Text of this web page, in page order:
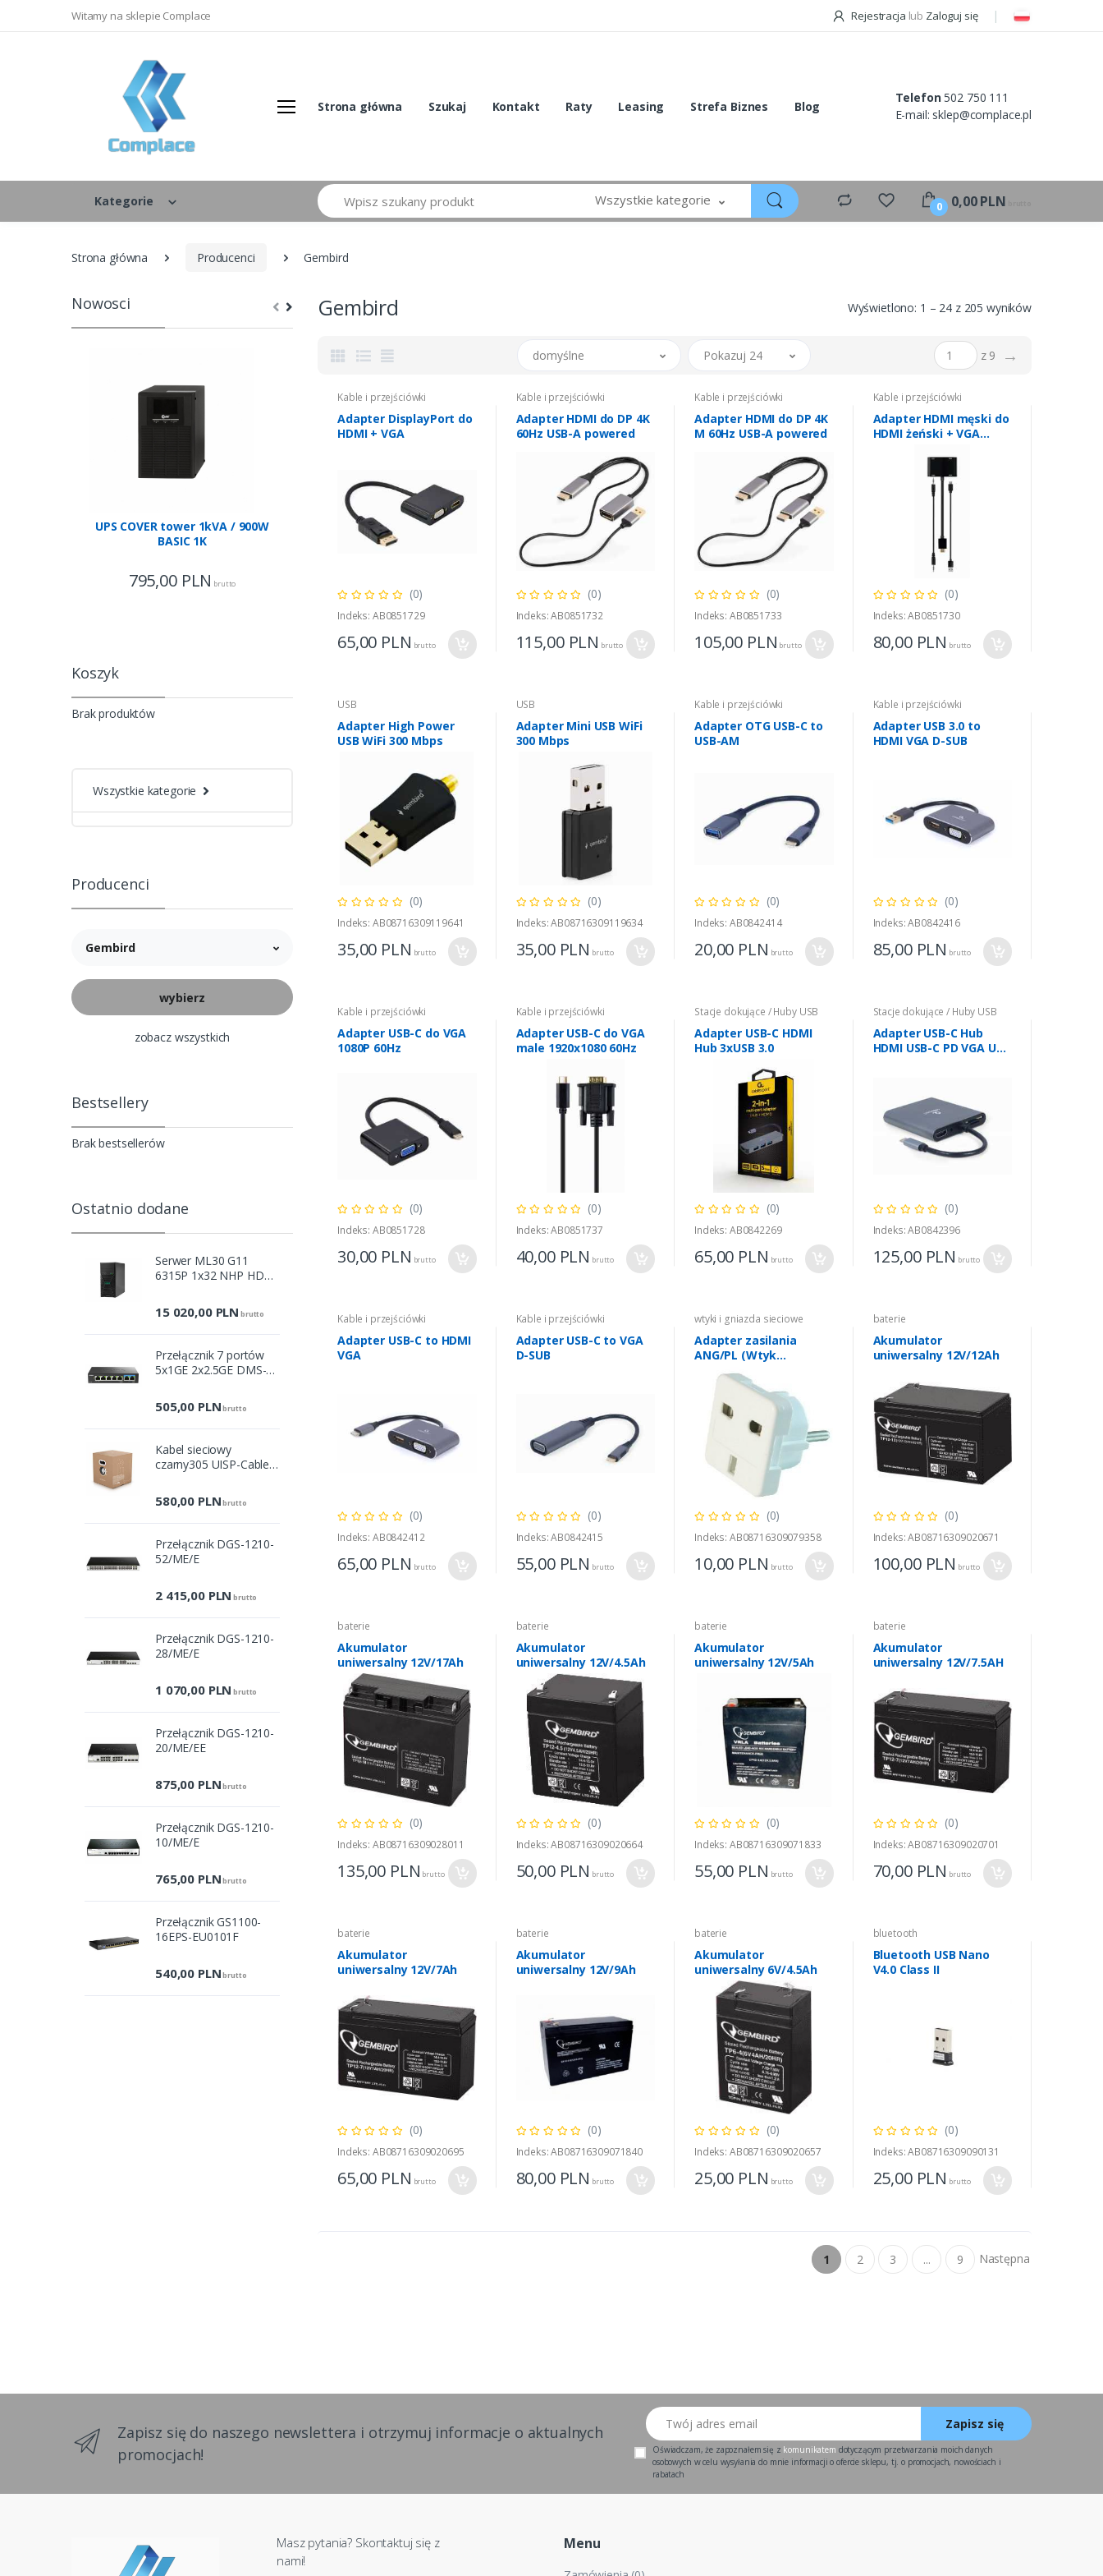
Witamy na sklepie Complace Rejestracja lub Zaloguj się
Strona główna Szukaj Kontakt Raty Leasing Strefa Biznes Blog
Telefon 502 750 111
E-mail: sklep@complace.pl
Kategorie
Szukaj Wszystkie kategorie 0 0,00PLN
Strona główna Producenci Gembird
Nowosci
UPS COVER tower 1kVA / 900W
BASIC 1K
795,00 PLN brutto
UPS COVER-CORE-1K 1000 VA
Koszyk
Brak produktów
Wszystkie kategorie
Producenci
Gembird
zobacz wszystkich
Bestsellery
Brak bestsellerów
Ostatnio dodane
Serwer ML30 G11
6315P 1x32 NHP HDD
15 020,00 PLN brutto
Przełącznik 7 portów
5x1GE 2x2.5GE DMS-
505,00 PLNbrutto
Kabel sieciowy
czarny305 UISP-Cable-
580,00 PLNbrutto
Przełącznik DGS-1210-
52/ME/E
2 415,00 PLN brutto
Przełącznik DGS-1210-
28/ME/E
1 070,00 PLN brutto
Przełącznik DGS-1210-
20/ME/EE
875,00 PLNbrutto
Przełącznik DGS-1210-
10/ME/E
765,00 PLNbrutto
Przełącznik GS1100-
16EPS-EU0101F
540,00 PLNbrutto
Gembird Wyświetlono: 1 – 24 z 205 wyników
domyślne Pokazuj 24 z 9 →
Kable i przejściówki
Adapter DisplayPort do
HDMI + VGA
(0)
Indeks: AB0851729
65,00 PLN brutto
Kable i przejściówki
Adapter HDMI do DP 4K
60Hz USB-A powered
(0)
Indeks: AB0851732
115,00 PLN brutto
Kable i przejściówki
Adapter HDMI do DP 4K
M 60Hz USB-A powered
(0)
Indeks: AB0851733
105,00 PLN brutto
Kable i przejściówki
Adapter HDMI męski do
HDMI żeński + VGA
dodatkowym portem
(0)
Indeks: AB0851730
80,00 PLN brutto
USB
Adapter High Power
USB WiFi 300 Mbps
(0)
Indeks: AB08716309119641
35,00 PLN brutto
USB
Adapter Mini USB WiFi
300 Mbps
(0)
Indeks: AB08716309119634
35,00 PLN brutto
Kable i przejściówki
Adapter OTG USB-C to
USB-AM
(0)
Indeks: AB0842414
20,00 PLN brutto
Kable i przejściówki
Adapter USB 3.0 to
HDMI VGA D-SUB
(0)
Indeks: AB0842416
85,00 PLN brutto
Kable i przejściówki
Adapter USB-C do VGA
1080P 60Hz
(0)
Indeks: AB0851728
30,00 PLN brutto
Kable i przejściówki
Adapter USB-C do VGA
male 1920x1080 60Hz
(0)
Indeks: AB0851737
40,00 PLN brutto
Stacje dokujące / Huby USB
Adapter USB-C HDMI
Hub 3xUSB 3.0
(0)
Indeks: AB0842269
65,00 PLN brutto
Stacje dokujące / Huby USB
Adapter USB-C Hub
HDMI USB-C PD VGA USB
(0)
Indeks: AB0842396
125,00 PLN brutto
Kable i przejściówki
Adapter USB-C to HDMI
VGA
(0)
Indeks: AB0842412
65,00 PLN brutto
Kable i przejściówki
Adapter USB-C to VGA
D-SUB
(0)
Indeks: AB0842415
55,00 PLN brutto
wtyki i gniazda sieciowe
Adapter zasilania
ANG/PL (Wtyk
PL/Gniazdo ANG)
(0)
Indeks: AB08716309079358
10,00 PLN brutto
baterie
Akumulator
uniwersalny 12V/12Ah
(0)
Indeks: AB08716309020671
100,00 PLN brutto
baterie
Akumulator
uniwersalny 12V/17Ah
(0)
Indeks: AB08716309028011
135,00 PLN brutto
baterie
Akumulator
uniwersalny 12V/4.5Ah
(0)
Indeks: AB08716309020664
50,00 PLN brutto
baterie
Akumulator
uniwersalny 12V/5Ah
(0)
Indeks: AB08716309071833
55,00 PLN brutto
baterie
Akumulator
uniwersalny 12V/7.5AH
(0)
Indeks: AB08716309020701
70,00 PLN brutto
baterie
Akumulator
uniwersalny 12V/7Ah
(0)
Indeks: AB08716309020695
65,00 PLN brutto
baterie
Akumulator
uniwersalny 12V/9Ah
(0)
Indeks: AB08716309071840
80,00 PLN brutto
baterie
Akumulator
uniwersalny 6V/4.5Ah
(0)
Indeks: AB08716309020657
25,00 PLN brutto
bluetooth
Bluetooth USB Nano
V4.0 Class II
(0)
Indeks: AB08716309090131
25,00 PLN brutto
1 2 3 ... 9 Następna
Zapisz się do naszego newslettera i otrzymuj informacje o aktualnych
promocjach!
Twój adres email
Zapisz się
Oświadczam, że zapoznałem się z komunikatem dotyczącym przetwarzania moich danych
osobowych w celu wysyłania do mnie informacji o ofercie sklepu, tj. o promocjach, nowościach i
rabatach
Masz pytania? Skontaktuj się z
nami!
Menu